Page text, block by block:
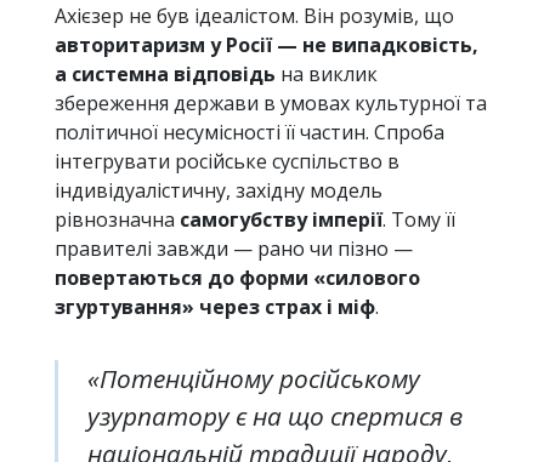
Ахієзер не був ідеалістом. Він розумів, що
авторитаризм у Росії — не випадковість,
а системна відповідь на виклик
збереження держави в умовах культурної та
політичної несумісності її частин. Спроба
інтегрувати російське суспільство в
індивідуалістичну, західну модель
рівнозначна самогубству імперії. Тому її
правителі завжди — рано чи пізно —
повертаються до форми «силового
згуртування» через страх і міф.
«Потенційному російському
узурпатору є на що спертися в
національній традиції народу,